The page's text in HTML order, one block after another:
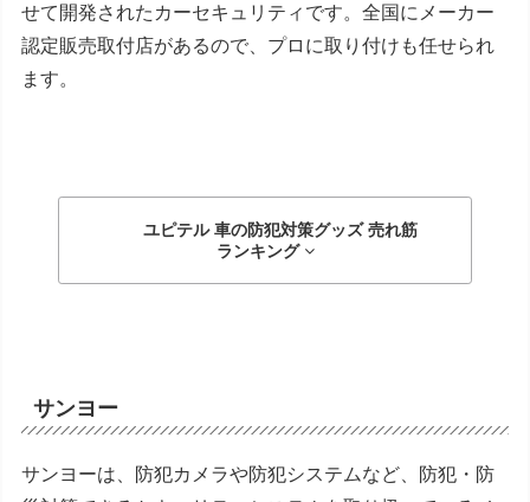
せて開発されたカーセキュリティです。全国にメーカー
認定販売取付店があるので、プロに取り付けも任せられ
ます。
ユピテル 車の防犯対策グッズ売れ筋
ランキング
サンヨー
サンヨーは、防犯カメラや防犯システムなど、防犯・防